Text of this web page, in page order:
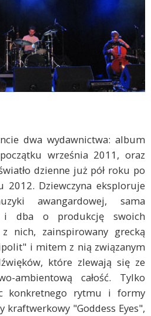
dwa wydawnictwa: album
września 2011, oraz
dzienne już pół roku po
2012. Dziewczyna eksploruje
awangardowej, sama
i dba o produkcję swoich
nich, zainspirowany grecką
i mitem z nią związanym
które zlewają się ze
ambientową całość. Tylko
konkretnego rytmu i formy
kraftwerkowy "Goddess Eyes",